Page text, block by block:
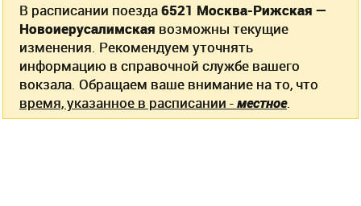
В расписании поезда6521 Москва-Рижская —
Новоиерусалимская возможны текущие
изменения. Рекомендуем уточнять
информацию в справочной службе вашего
вокзала. Обращаем ваше внимание на то, что
время, указанное в расписании -местное.